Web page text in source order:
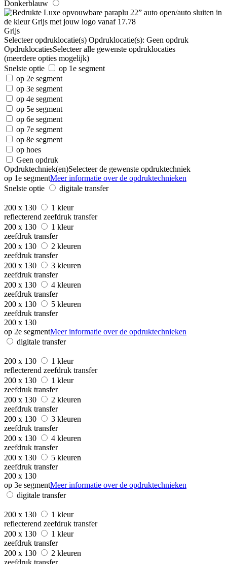
Donkerblauw
Grijs
Selecteer opdruklocatie(s) Opdruklocatie(s): Geen opdruk
OpdruklocatiesSelecteer alle gewenste opdruklocaties
(meerdere opties mogelijk)
Snelste optie
op 1e segment
op 2e segment
op 3e segment
op 4e segment
op 5e segment
op 6e segment
op 7e segment
op 8e segment
op hoes
Geen opdruk
Opdruktechniek(en)Selecteer de gewenste opdruktechniek
op 1e segmentMeer informatie over de opdruktechnieken
Snelste optie
digitale transfer
200 x 130
1 kleur
reflecterend zeefdruk transfer
200 x 130
1 kleur
zeefdruk transfer
200 x 130
2 kleuren
zeefdruk transfer
200 x 130
3 kleuren
zeefdruk transfer
200 x 130
4 kleuren
zeefdruk transfer
200 x 130
5 kleuren
zeefdruk transfer
200 x 130
op 2e segmentMeer informatie over de opdruktechnieken
digitale transfer
200 x 130
1 kleur
reflecterend zeefdruk transfer
200 x 130
1 kleur
zeefdruk transfer
200 x 130
2 kleuren
zeefdruk transfer
200 x 130
3 kleuren
zeefdruk transfer
200 x 130
4 kleuren
zeefdruk transfer
200 x 130
5 kleuren
zeefdruk transfer
200 x 130
op 3e segmentMeer informatie over de opdruktechnieken
digitale transfer
200 x 130
1 kleur
reflecterend zeefdruk transfer
200 x 130
1 kleur
zeefdruk transfer
200 x 130
2 kleuren
zeefdruk transfer